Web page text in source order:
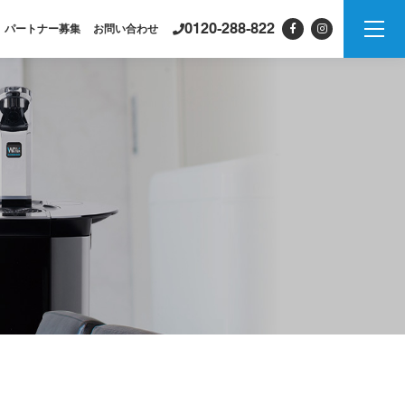
パートナー募集 お問い合わせ 0120-288-822
製品情報